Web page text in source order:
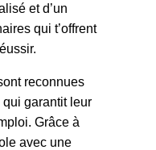
et d’un
qui t’offrent
reconnues
qui garantit leur
Grâce à
avec une